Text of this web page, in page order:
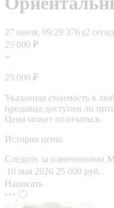
27 июля, 09:29 376 (2
25 000 ₽
25 000 ₽
Указанная стоимость в
продавца доступен ли
Цена может отличаться.
История цены
Следить за изменениями
10 мая 2026 25 000 руб.
Написать